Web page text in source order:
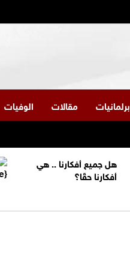
برلمانيات مقالات الوفيات
هل جميع أفكارنا .. هي
أفكارنا حقًا؟